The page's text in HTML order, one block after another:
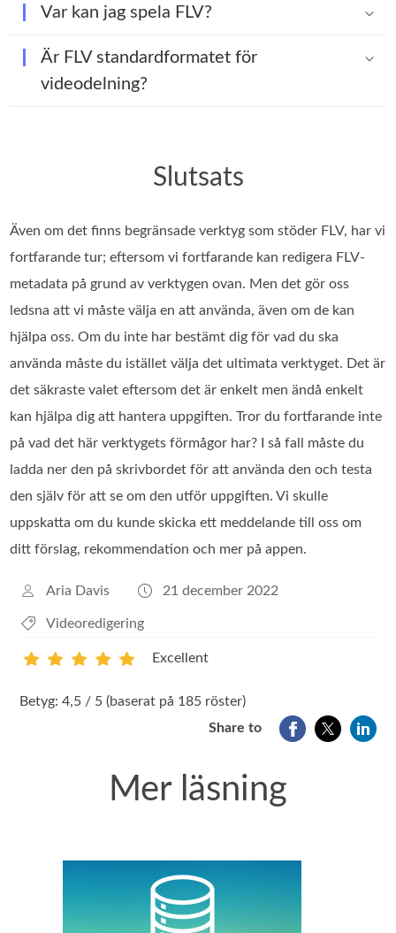
Var kan jag spela FLV?
Är FLV standardformatet för
videodelning?
Slutsats
Även om det finns begränsade verktyg som stöder FLV, har vi
fortfarande tur; eftersom vi fortfarande kan redigera FLV-
metadata på grund av verktygen ovan. Men det gör oss
ledsna att vi måste välja en att använda, även om de kan
hjälpa oss. Om du inte har bestämt dig för vad du ska
använda måste du istället välja det ultimata verktyget. Det är
det säkraste valet eftersom det är enkelt men ändå enkelt
kan hjälpa dig att hantera uppgiften. Tror du fortfarande inte
på vad det här verktygets förmågor har? I så fall måste du
ladda ner den på skrivbordet för att använda den och testa
den själv för att se om den utför uppgiften. Vi skulle
uppskatta om du kunde skicka ett meddelande till oss om
ditt förslag, rekommendation och mer på appen.
Aria Davis 21 december 2022
Videoredigering
Excellent
Betyg: 4,5 / 5 (baserat på 185 röster)
Share to
Mer läsning